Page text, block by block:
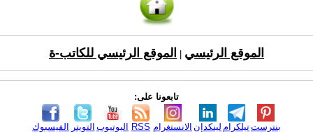
الموقع الرئيسي الموقع الرئيسي للكاتب-ة
تابعونا على:
الفيسبوك التويتر اليوتيوب RSS الانستغرام لينكدإن تيلكرامبنترست